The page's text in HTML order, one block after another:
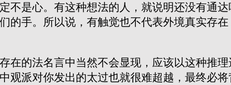
不是心。有这种想法的人，就说明还没有通
的手。所以说，有触觉也不代表外境真实存
在的法名言中当然不会显现，应该以这种推
观派对你发出的太过也就很难超越，最终必